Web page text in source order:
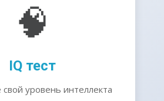
🧠
IQ тест
уровень интеллекта